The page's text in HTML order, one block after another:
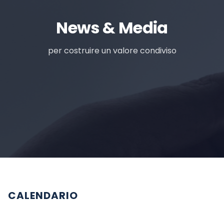
News & Media
per costruire un valore condiviso
CALENDARIO